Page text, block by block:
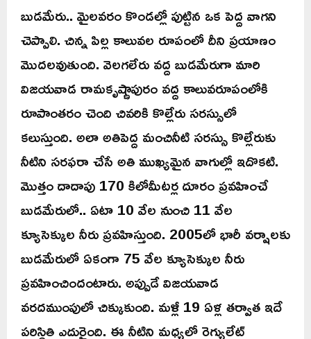
బుడమేరు.. మైలవరం కొండల్లో పుట్టిన ఒక పెద్ద వాగని
చెప్పాలి. చిన్న పిల్ల కాలువల రూపంలో దీని ప్రయాణం
మొదలవుతుంది. వెలగలేరు వద్ద బుడమేరుగా మారి
విజయవాడ రామకృష్ణాపురం వద్ద కాలువరూపంలోకి
రూపాంతరం చెంది చివరికి కొల్లేరు సరస్సులో
కలుస్తుంది. అలా అతిపెద్ద మంచినీటి సరస్సు కొల్లేరుకు
నీటిని సరఫరా చేసే అతి ముఖ్యమైన వాగుల్లో ఇదొకటి.
మొత్తం దాదాపు 170 కిలోమీటర్ల దూరం ప్రవహించే
బుడమేరులో.. ఏటా 10 వేల నుంచి 11 వేల
క్యూసెక్కుల నీరు ప్రవహిస్తుంది. 2005లో భారీ వర్షాలకు
బుడమేరులో ఏకంగా 75 వేల క్యూసెక్కుల నీరు
ప్రవహించిందంటారు. అప్పుడే విజయవాడ
వరదముంపులో చిక్కుకుంది. మళ్లీ 19 ఏళ్ల తర్వాత ఇదే
పరిస్థితి ఎదురైంది. ఈ నీటిని మధ్యలో రెగ్యులేట్‌